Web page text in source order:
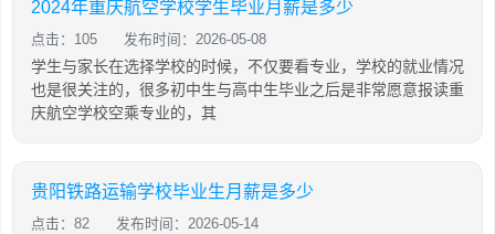
2024年重庆航空学校学生毕业月薪是多少
点击：105 发布时间：2026-05-08
学生与家长在选择学校的时候，不仅要看专业，学校的就业情况
也是很关注的，很多初中生与高中生毕业之后是非常愿意报读重
庆航空学校空乘专业的，其
贵阳铁路运输学校毕业生月薪是多少
点击：82 发布时间：2026-05-14